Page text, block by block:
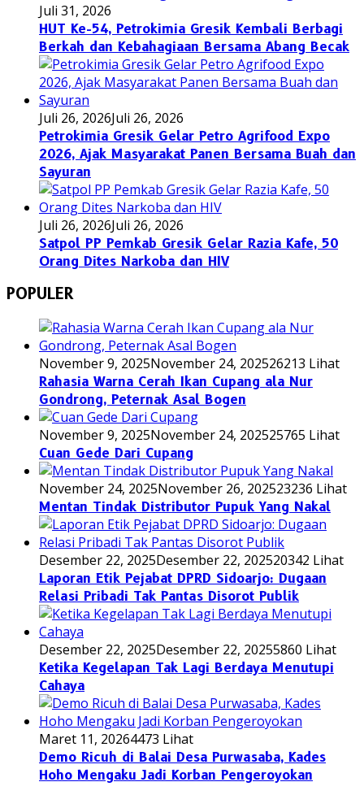
Juli 31, 2026
HUT Ke-54, Petrokimia Gresik Kembali Berbagi
Berkah dan Kebahagiaan Bersama Abang Becak
Juli 26, 2026Juli 26, 2026
Petrokimia Gresik Gelar Petro Agrifood Expo
2026, Ajak Masyarakat Panen Bersama Buah dan
Sayuran
Juli 26, 2026Juli 26, 2026
Satpol PP Pemkab Gresik Gelar Razia Kafe, 50
Orang Dites Narkoba dan HIV
POPULER
November 9, 2025November 24, 202526213 Lihat
Rahasia Warna Cerah Ikan Cupang ala Nur
Gondrong, Peternak Asal Bogen
November 9, 2025November 24, 202525765 Lihat
Cuan Gede Dari Cupang
November 24, 2025November 26, 202523236 Lihat
Mentan Tindak Distributor Pupuk Yang Nakal
Desember 22, 2025Desember 22, 202520342 Lihat
Laporan Etik Pejabat DPRD Sidoarjo: Dugaan
Relasi Pribadi Tak Pantas Disorot Publik
Desember 22, 2025Desember 22, 20255860 Lihat
Ketika Kegelapan Tak Lagi Berdaya Menutupi
Cahaya
Maret 11, 20264473 Lihat
Demo Ricuh di Balai Desa Purwasaba, Kades
Hoho Mengaku Jadi Korban Pengeroyokan